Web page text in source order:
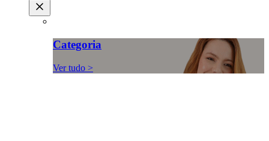
Categoria
Ver tudo >